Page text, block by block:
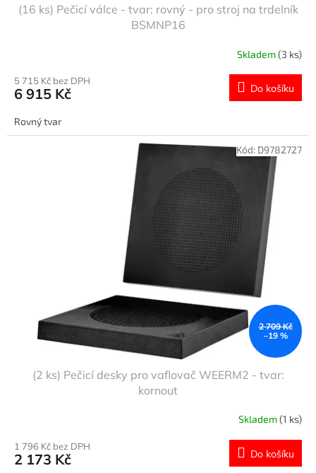
(16 ks) Pečicí válce - tvar: rovný - pro stroj na trdelník
BSMNP16
Skladem(3 ks)
5 715 Kč bez DPH
6 915 Kč Do košíku
Rovný tvar
2 709 Kč
–19 %
(2 ks) Pečicí desky pro vaflovač WEERM2 - tvar:
kornout
Skladem(1 ks)
1 796 Kč bez DPH
2 173 Kč Do košíku
Kód: D9782727